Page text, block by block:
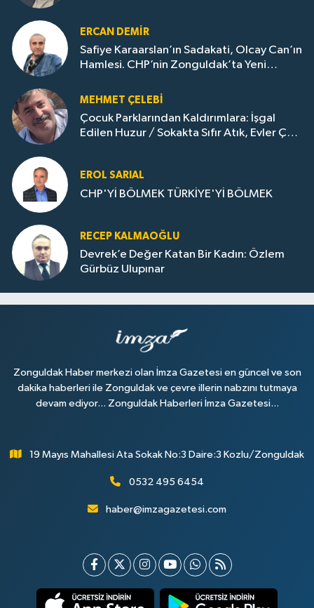
ERCAN DEMIR
Safiye Karaarslan’ın Sadakati, Olcay Can’ın
Hamlesi. CHP’nin Zonguldak’ta Yeni
MEHMET ÇELEBI
Çocuk Parklarından Kaldırımlara: İşgal
Edilen Huzur / Sokakta Sıfır Atık, Evler Çöp
EROL SARIAL
CHP'Yİ BÖLMEK TÜRKİYE'Yİ BÖLMEK
RECEP KALMAOĞLU
Devrek’e Değer Katan Bir Kadın: Özlem
Gürbüz Ulupınar
Zonguldak Haber merkezi olan İmza Gazetesi en güncel ve son
dakika haberleri ile Zonguldak ve çevre illerin nabzını tutmaya
devam ediyor... Zonguldak Haberleri İmza Gazetesi...
19 Mayıs Mahallesi Ata Sokak No:3 Daire:3 Kozlu/Zonguldak
0532 495 6454
haber@imzagazetesi.com